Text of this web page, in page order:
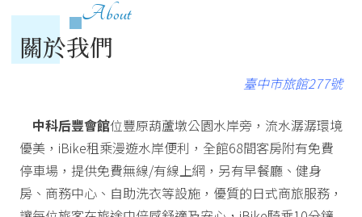
About
關於我們
臺中市旅館277號
中科后豐會館位豐原葫蘆墩公園水岸旁，流水潺潺環境
優美，iBike租乘漫遊水岸便利，全館68間客房附有免費
停車場，提供免費無線/有線上網，另有早餐廳、健身
房、商務中心、自助洗衣等設施，優質的日式商旅服務，